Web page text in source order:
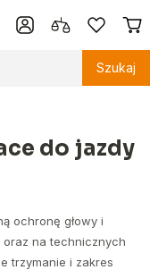
Szukaj
do jazdy
ochronę głowy i
oraz na technicznych
trzymanie i zakres